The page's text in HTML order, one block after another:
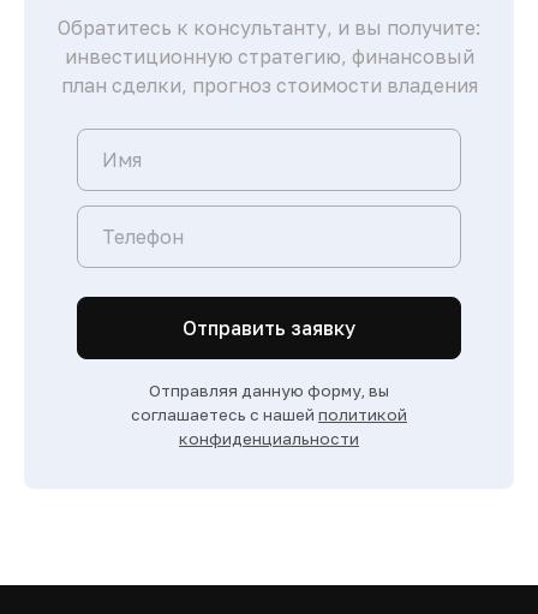
Обратитесь к консультанту, и вы получите:
инвестиционную стратегию, финансовый
план сделки, прогноз стоимости владения
Отправить заявку
Отправляя данную форму, вы
соглашаетесь с нашей политикой
конфиденциальности